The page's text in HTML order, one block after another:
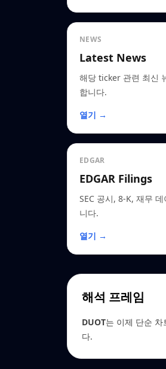
NEWS
Latest News
해당 ticker 관련 최신
합니다.
열기 →
EDGAR
EDGAR Filings
SEC 공시, 8-K, 재무
니다.
열기 →
해석 프레임
DUOT는 이제 단순
다.